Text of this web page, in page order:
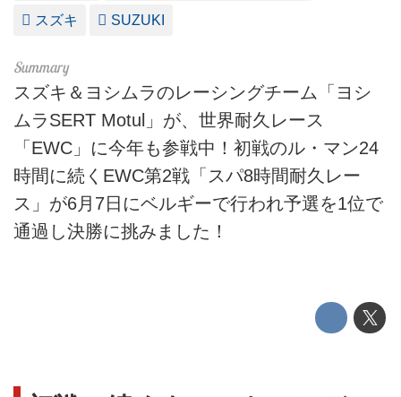
スズキ SUZUKI
スズキ＆ヨシムラのレーシングチーム「ヨシ
ムラSERT Motul」が、世界耐久レース
「EWC」に今年も参戦中！初戦のル・マン24
時間に続くEWC第2戦「スパ8時間耐久レー
ス」が6月7日にベルギーで行われ予選を1位で
通過し決勝に挑みました！